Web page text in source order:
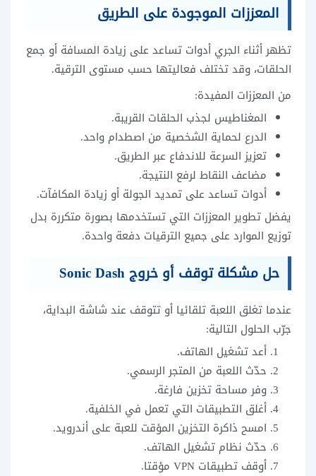
المعززات الموجودة على الطريق
تظهر أثناء الجري أدوات تساعد على زيادة المسافة أو جمع
الحلقات، وقد تختلف فعاليتها حسب مستوى الترقية.
من المعززات المفيدة:
المغناطيس لجذب الحلقات القريبة.
الدرع لحماية الشخصية من اصطدام واحد.
تعزيز السرعة للاندفاع عبر الطريق.
مضاعف النقاط لرفع النتيجة.
أدوات تساعد على تمديد الجولة أو زيادة المكافآت.
يفضل تطوير المعززات التي تستخدمها بصورة متكررة بدل
توزيع الموارد على جميع الترقيات دفعة واحدة.
حل مشكلة توقف أو خروج Sonic Dash
عندما تغلق اللعبة تلقائيا أو تتوقف عند شاشة البداية،
جرّب الحلول التالية:
أعد تشغيل الهاتف.
حدّث اللعبة من المتجر الرسمي.
وفر مساحة تخزين فارغة.
أغلق التطبيقات التي تعمل في الخلفية.
امسح ذاكرة التخزين المؤقت للعبة على أندرويد.
حدّث نظام تشغيل الهاتف.
أوقف تطبيقات VPN مؤقتا.